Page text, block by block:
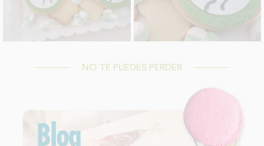
NO TE PUEDES PERDER